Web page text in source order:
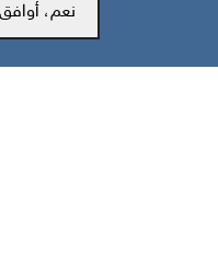
حرب أهلية محتملة إذا استمر
نعم، أوافق